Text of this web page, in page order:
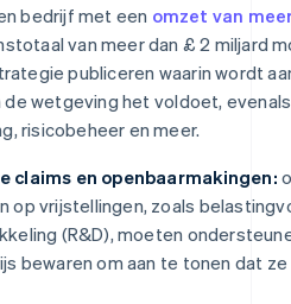
bedrijf met een omzet van
van meer dan £ 2 miljard
publiceren waarin wordt
de wetgeving het voldoet,
risicobeheer en meer.
claims en openbaarmakingen:
op vrijstellingen, zoals
(R&D), moeten
bewaren om aan te tonen dat